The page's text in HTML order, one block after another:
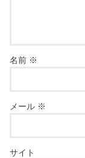
名前 ※
メール ※
サイト